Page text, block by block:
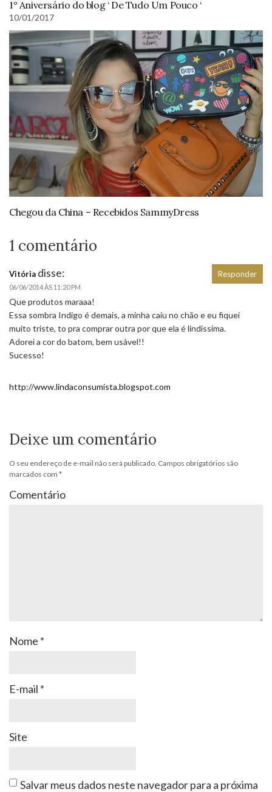
1° Aniversário do blog ‘ De Tudo Um Pouco ‘
10/01/2017
Chegou da China – Recebidos SammyDress
1 comentário
Vitória disse:
06/06/2014 ÀS 11:20 PM
Que produtos maraaa!
Essa sombra Indigo é demais, a minha caiu no chão e eu fiquei
muito triste, to pra comprar outra por que ela é lindíssima.
Adorei a cor do batom, bem usável!!
Sucesso!
http://www.lindaconsumista.blogspot.com
Responder
Deixe um comentário
O seu endereço de e-mail não será publicado. Campos obrigatórios são
marcados com *
Comentário
Nome *
E-mail *
Site
Salvar meus dados neste navegador para a próxima